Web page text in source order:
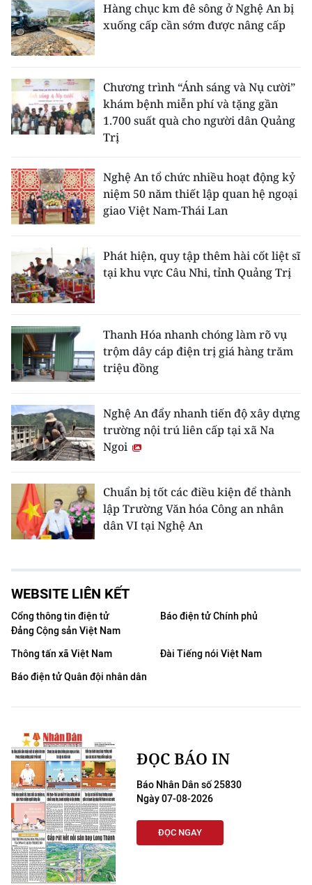
Hàng chục km đê sông ở Nghệ An bị
xuống cấp cần sớm được nâng cấp
Chương trình “Ánh sáng và Nụ cười”
khám bệnh miễn phí và tặng gần
1.700 suất quà cho người dân Quảng
Trị
Nghệ An tổ chức nhiều hoạt động kỷ
niệm 50 năm thiết lập quan hệ ngoại
giao Việt Nam-Thái Lan
Phát hiện, quy tập thêm hài cốt liệt sĩ
tại khu vực Câu Nhi, tỉnh Quảng Trị
Thanh Hóa nhanh chóng làm rõ vụ
trộm dây cáp điện trị giá hàng trăm
triệu đồng
Nghệ An đẩy nhanh tiến độ xây dựng
trường nội trú liên cấp tại xã Na
Ngoi
Chuẩn bị tốt các điều kiện để thành
lập Trường Văn hóa Công an nhân
dân VI tại Nghệ An
WEBSITE LIÊN KẾT
Cổng thông tin điện tử
Đảng Cộng sản Việt Nam
Báo điện tử Chính phủ
Thông tấn xã Việt Nam
Đài Tiếng nói Việt Nam
Báo điện tử Quân đội nhân dân
ĐỌC BÁO IN
Báo Nhân Dân số 25830
Ngày 07-08-2026
ĐỌC NGAY